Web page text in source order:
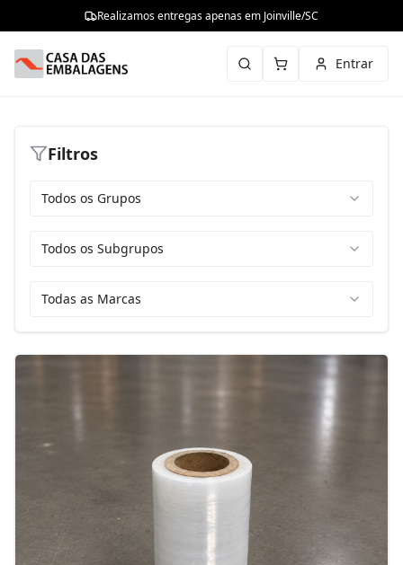
Realizamos entregas apenas em Joinville/SC
Entrar
Filtros
Todos os Grupos
Todos os Subgrupos
Todas as Marcas